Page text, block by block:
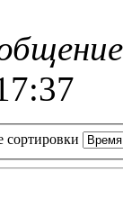
сортировки